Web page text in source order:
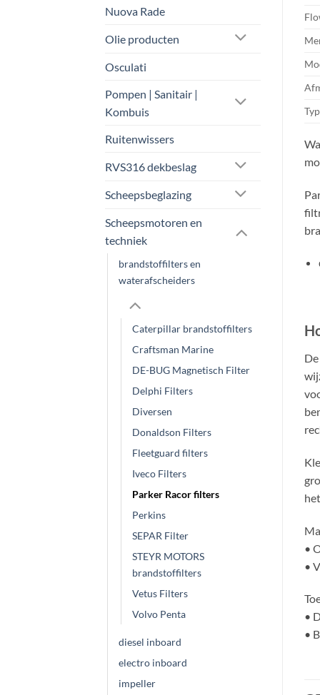
Nuova Rade
Olie producten
Osculati
Pompen | Sanitair |
Kombuis
Ruitenwissers
RVS316 dekbeslag
Scheepsbeglazing
Scheepsmotoren en
techniek
brandstoffilters en
waterafscheiders
Caterpillar brandstoffilters
Craftsman Marine
DE-BUG Magnetisch Filter
Delphi Filters
Diversen
Donaldson Filters
Fleetguard filters
Iveco Filters
Parker Racor filters
Perkins
SEPAR Filter
STEYR MOTORS
brandstoffilters
Vetus Filters
Volvo Penta
diesel inboard
electro inboard
impeller
•
•
•
•